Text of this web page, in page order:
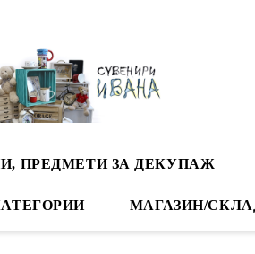
ПРЕДМЕТИ ЗА ДЕКУПАЖ
МАГАЗИН/